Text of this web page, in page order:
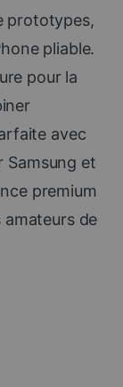
prototypes,
pliable.
pour la
avec
Samsung et
premium
de